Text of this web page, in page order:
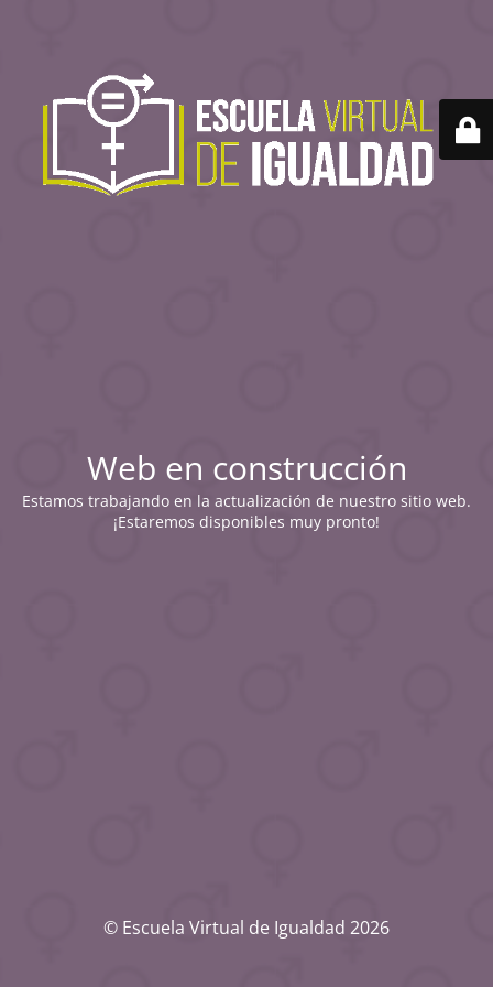
Web en construcción
Estamos trabajando en la actualización de nuestro sitio web.
¡Estaremos disponibles muy pronto!
© Escuela Virtual de Igualdad 2026